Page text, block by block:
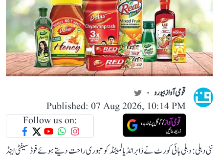
قومی آواز بیورو
Published: 07 Aug 2026, 10:14 PM
Follow us on:
نئی دہلی: دہلی ہائی کورٹ نے ڈابر انڈیا لمیٹڈ کو عبوری راحت دیتے ہوئے فوڈ سیفٹی اینڈ